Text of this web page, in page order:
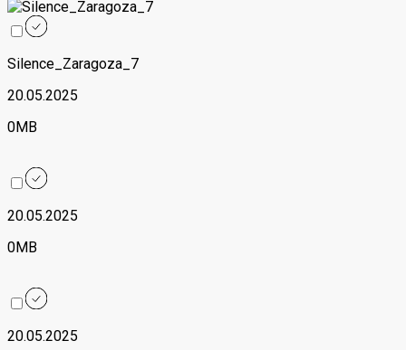
Silence_Zaragoza_7
20.05.2025
0MB
20.05.2025
0MB
20.05.2025